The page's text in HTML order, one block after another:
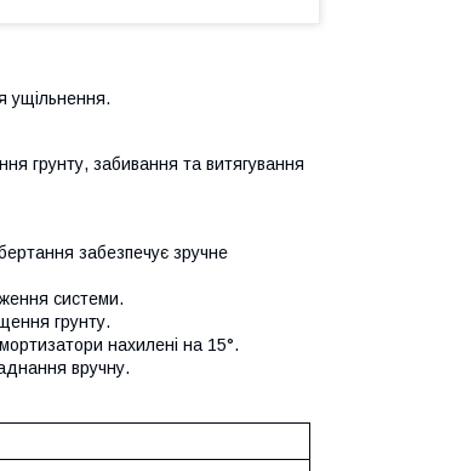
ущільнення.
грунту, забивання та витягування
забезпечує зручне
системи.
грунту.
нахилені на 15°.
вручну.